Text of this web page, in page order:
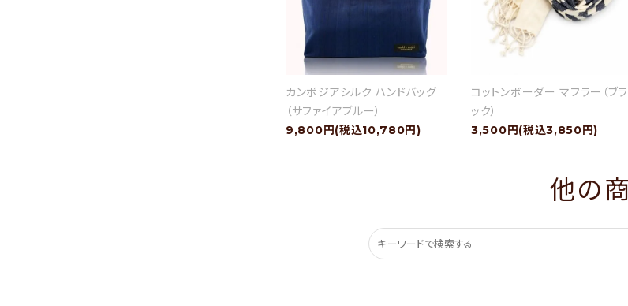
カンボジアシルク ハンドバッグ
（サファイアブルー）
9,800円(税込10,780円)
コットンボーダー マフラー（ブラ
ック）
3,500円(税込3,850円)
他の